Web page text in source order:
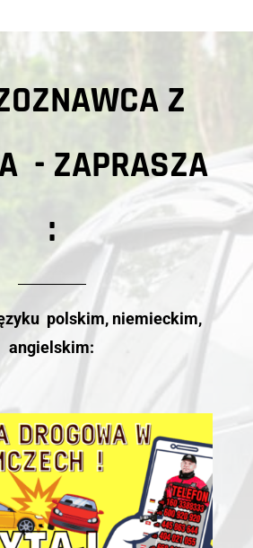
Z
- ZAPRASZA
:
polskim, niemieckim,
angielskim: